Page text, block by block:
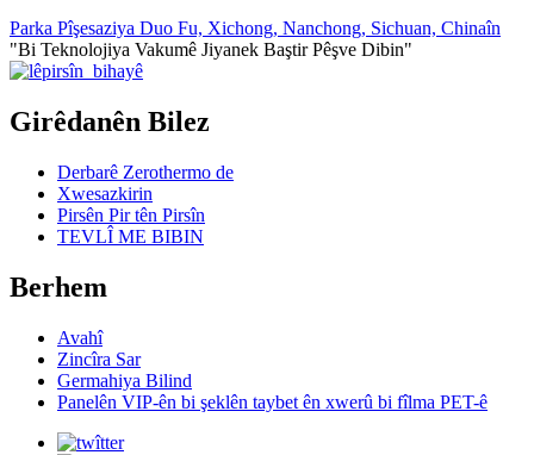
Parka Pîşesaziya Duo Fu, Xichong, Nanchong, Sichuan, Chinaîn
"Bi Teknolojiya Vakumê Jiyanek Baştir Pêşve Dibin"
Girêdanên Bilez
Derbarê Zerothermo de
Xwesazkirin
Pirsên Pir tên Pirsîn
TEVLÎ ME BIBIN
Berhem
Avahî
Zincîra Sar
Germahiya Bilind
Panelên VIP-ên bi şeklên taybet ên xwerû bi fîlma PET-ê